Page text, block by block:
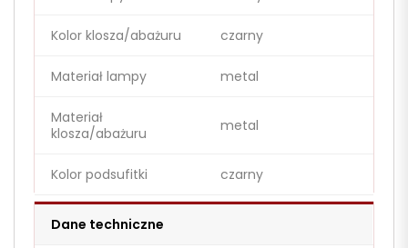
Kolor klosza/abażuru czarny
Materiał lampy metal
Materiał
klosza/abażuru
metal
Kolor podsufitki czarny
Dane techniczne